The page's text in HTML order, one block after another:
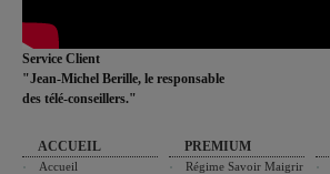
Service Client
"Jean-Michel Berille, le responsable
des télé-conseillers."
ACCUEIL
Accueil
PREMIUM
Régime Savoir Maigrir